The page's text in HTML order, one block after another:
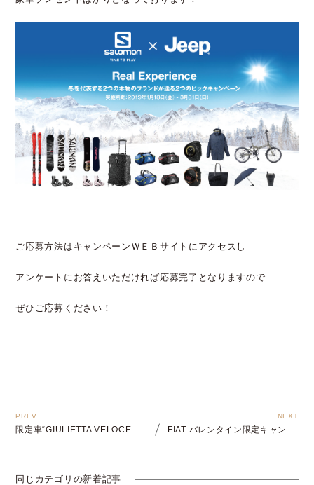
ご応募方法はキャンペーンＷＥＢサイトにアクセスし
アンケートにお答えいただければ応募完了となりますので
ぜひご応募ください！
限定車“GIULIETTA VELOCE Carbon” FIAT バレンタイン限定キャンペーン
同じカテゴリの新着記事